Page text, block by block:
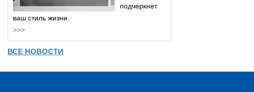
подчеркнет
ваш стиль жизни
>>>
ВСЕ НОВОСТИ